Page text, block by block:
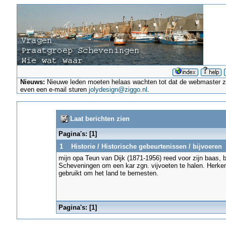
Nieuws: Nieuwe leden moeten helaas wachten tot dat de
even een e-mail sturenjolydesign@ziggo.nl .
Laat berichten zien
Pagina's: [1]
1
Historie/ Historische gebeurtenissen / bijvoeren
mijn opa Teun van Dijk (1871-1956) reed voor zijn
Scheveningen om een kar zgn. vijvoeten te halen.
gebruikt om het land te bemesten.
Pagina's: [1]